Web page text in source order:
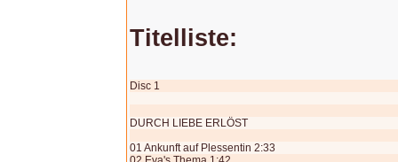
Titelliste:
Disc 1
DURCH LIEBE ERLÖST
01 Ankunft auf Plessentin 2:33